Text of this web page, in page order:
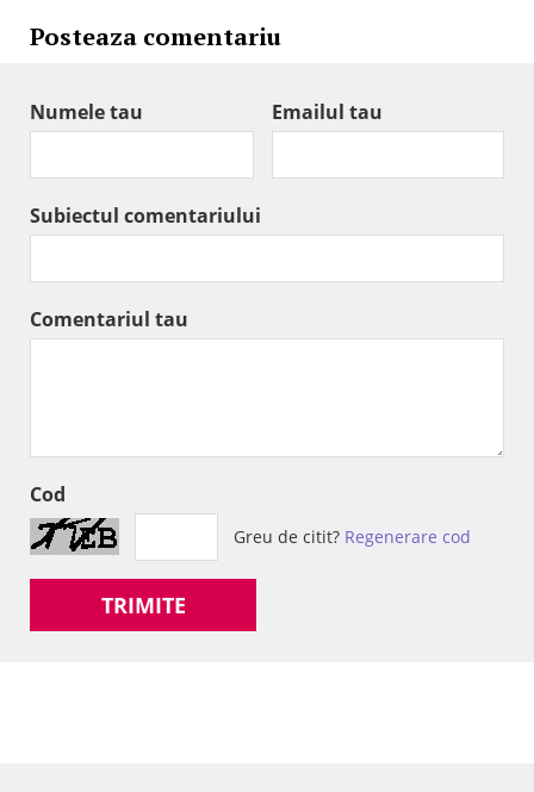
Posteaza comentariu
Numele tau Emailul tau
Subiectul comentariului
Comentariul tau
Cod
Greu de citit? Regenerare cod
TRIMITE